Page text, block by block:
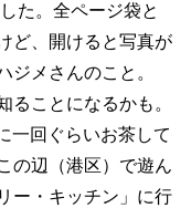
た。全ページ袋と
ど、開けると写真が
ジメさんのこと。
ことになるかも。
回ぐらいお茶して
の辺（港区）で遊ん
ー・キッチン」に行